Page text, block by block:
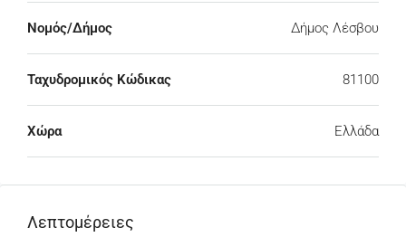
Νομός/Δήμος Δήμος Λέσβου
Ταχυδρομικός Κώδικας 81100
Χώρα Ελλάδα
Λεπτομέρειες